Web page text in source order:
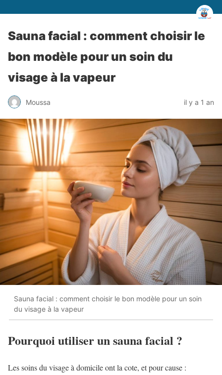
Sauna facial : comment choisir le
bon modèle pour un soin du
visage à la vapeur
Moussa il y a 1 an
Sauna facial : comment choisir le bon modèle pour un soin
du visage à la vapeur
Pourquoi utiliser un sauna facial ?
Les soins du visage à domicile ont la cote, et pour cause :